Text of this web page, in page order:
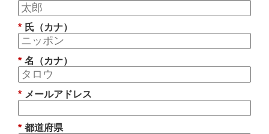
* 氏（カナ）
* 名（カナ）
* メールアドレス
* 都道府県